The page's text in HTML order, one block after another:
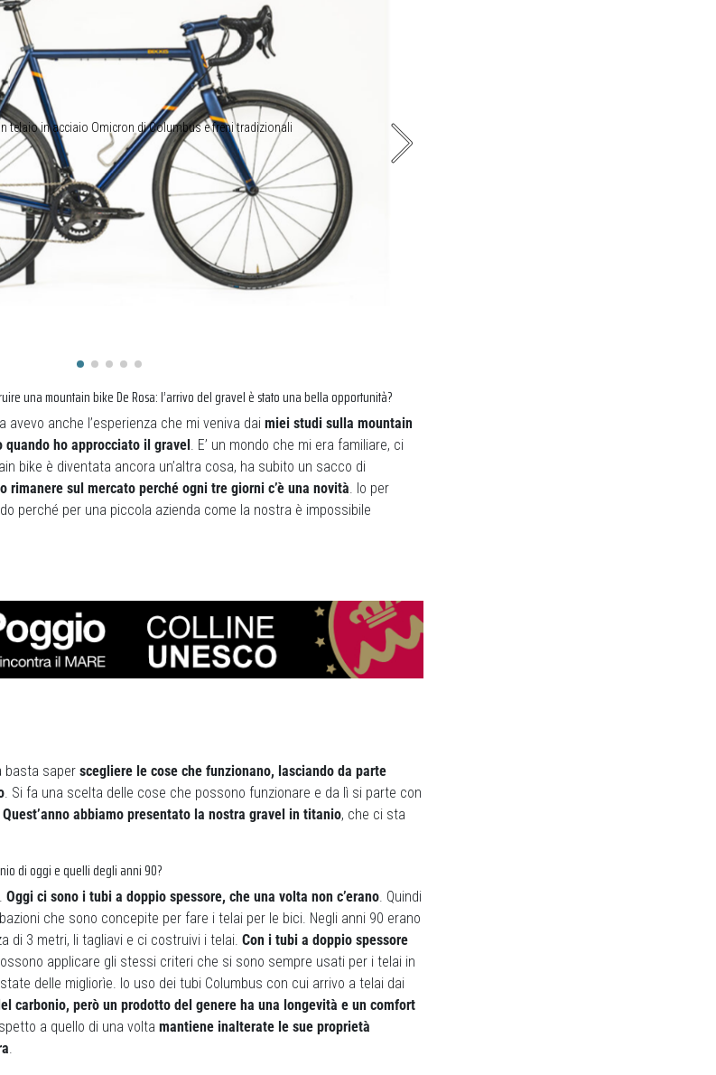
telaio in acciaio Omicron di Columbus e freni tradizionali
una mountain bike De Rosa: l’arrivo del gravel è stato una bella opportunità?
anche l’esperienza che mi veniva dai miei studi sulla mountain
ho approcciato il gravel . E’ un mondo che mi era familiare, ci
bike è diventata ancora un’altra cosa, ha subito un sacco di
rimanere sul mercato perché ogni tre giorni c’è una novità. Io per
perché per una piccola azienda come la nostra è impossibile
basta saper scegliere le cose che funzionano, lasciando da parte
. Si fa una scelta delle cose che possono funzionare e da lì si parte con
Quest’anno abbiamo presentato la nostra gravel in titanio, che ci sta
di oggi e quelli degli anni 90?
Oggi ci sono i tubi a doppio spessore, che una volta non c’erano. Quindi
che sono concepite per fare i telai per le bici. Negli anni 90 erano
di 3 metri, li tagliavi e ci costruivi i telai. Con i tubi a doppio spessore
applicare gli stessi criteri che si sono sempre usati per i telai in
delle migliorìe. Io uso dei tubi Columbus con cui arrivo a telai dai
carbonio, però un prodotto del genere ha una longevità e un comfort
a quello di una volta mantiene inalterate le sue proprietà
.